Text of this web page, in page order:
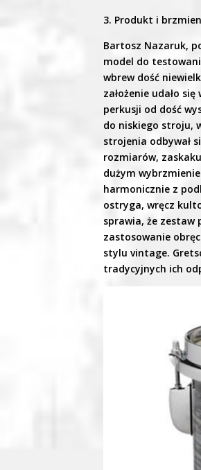
3. Produkt i
Bartosz Nazaruk,
model do
wbrew dość
założenie udało
perkusji od dość
do niskiego stroju,
strojenia odbywał
rozmiarów,
dużym
harmonicznie z
ostryga, wręcz
sprawia, że zestaw
zastosowanie
stylu vintage.
tradycyjnych ich